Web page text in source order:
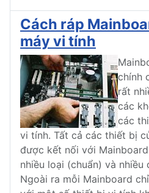
Cách ráp
máy vi tính
chính
rất
các
các
vi tính. Tất cả các thiết bị
được kết nối với
nhiều loại (chuẩn) và
Ngoài ra mỗi Mainboard